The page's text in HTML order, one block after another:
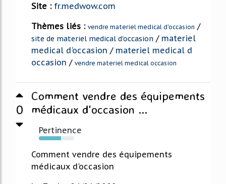
Site : fr.medwow.com
Thèmes liés : vendre materiel medical d'occasion /
site de materiel medical d'occasion / materiel
medical d'occasion / materiel medical d
occasion / vendre materiel medical occasion
0
Comment vendre des équipements
médicaux d'occasion ...
Pertinence
63%
Comment vendre des équipements
médicaux d'occasion